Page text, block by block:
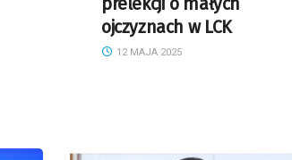
ojczyznach w LCK
12 MAJA 2025